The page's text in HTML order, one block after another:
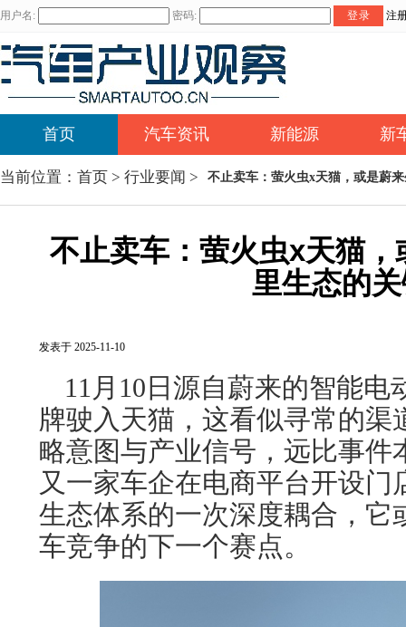
用户名: 密码: 登录 注
首页 汽车资讯 新能源 新
当前位置： 首页 > 行业要闻 > 不止卖车：萤火虫x天猫，或是蔚
不止卖车：萤火虫x天猫
里生态的
发表于 2025-11-10
11月10日源自蔚来的智能
牌驶入天猫，这看似寻常的渠
略意图与产业信号，远比事件
又一家车企在电商平台开设
生态体系的一次深度耦合，它
车竞争的下一个赛点。